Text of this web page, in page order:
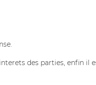
des parties, enfin il